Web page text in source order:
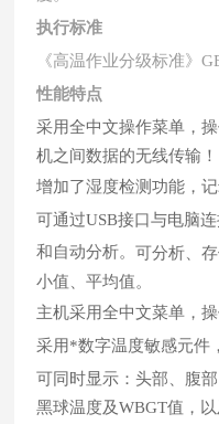
执行标准
《高温作业分级标准》
性能特点
采用全中文操作菜单，
机之间数据的无线传输！
增加了湿度检测功能，
可通过USB接口与电脑
和自动分析。可分析、
小值、平均值。
主机采用全中文菜单，操
采用*数字温度敏感元件
可同时显示：头部、腹
黑球温度及WBGT值，